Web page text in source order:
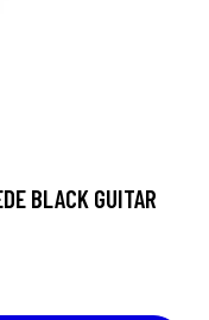
BLACK GUITAR